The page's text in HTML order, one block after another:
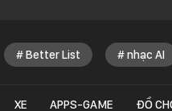
Better List nhạc AI
XE APPS-GAME ĐỒ